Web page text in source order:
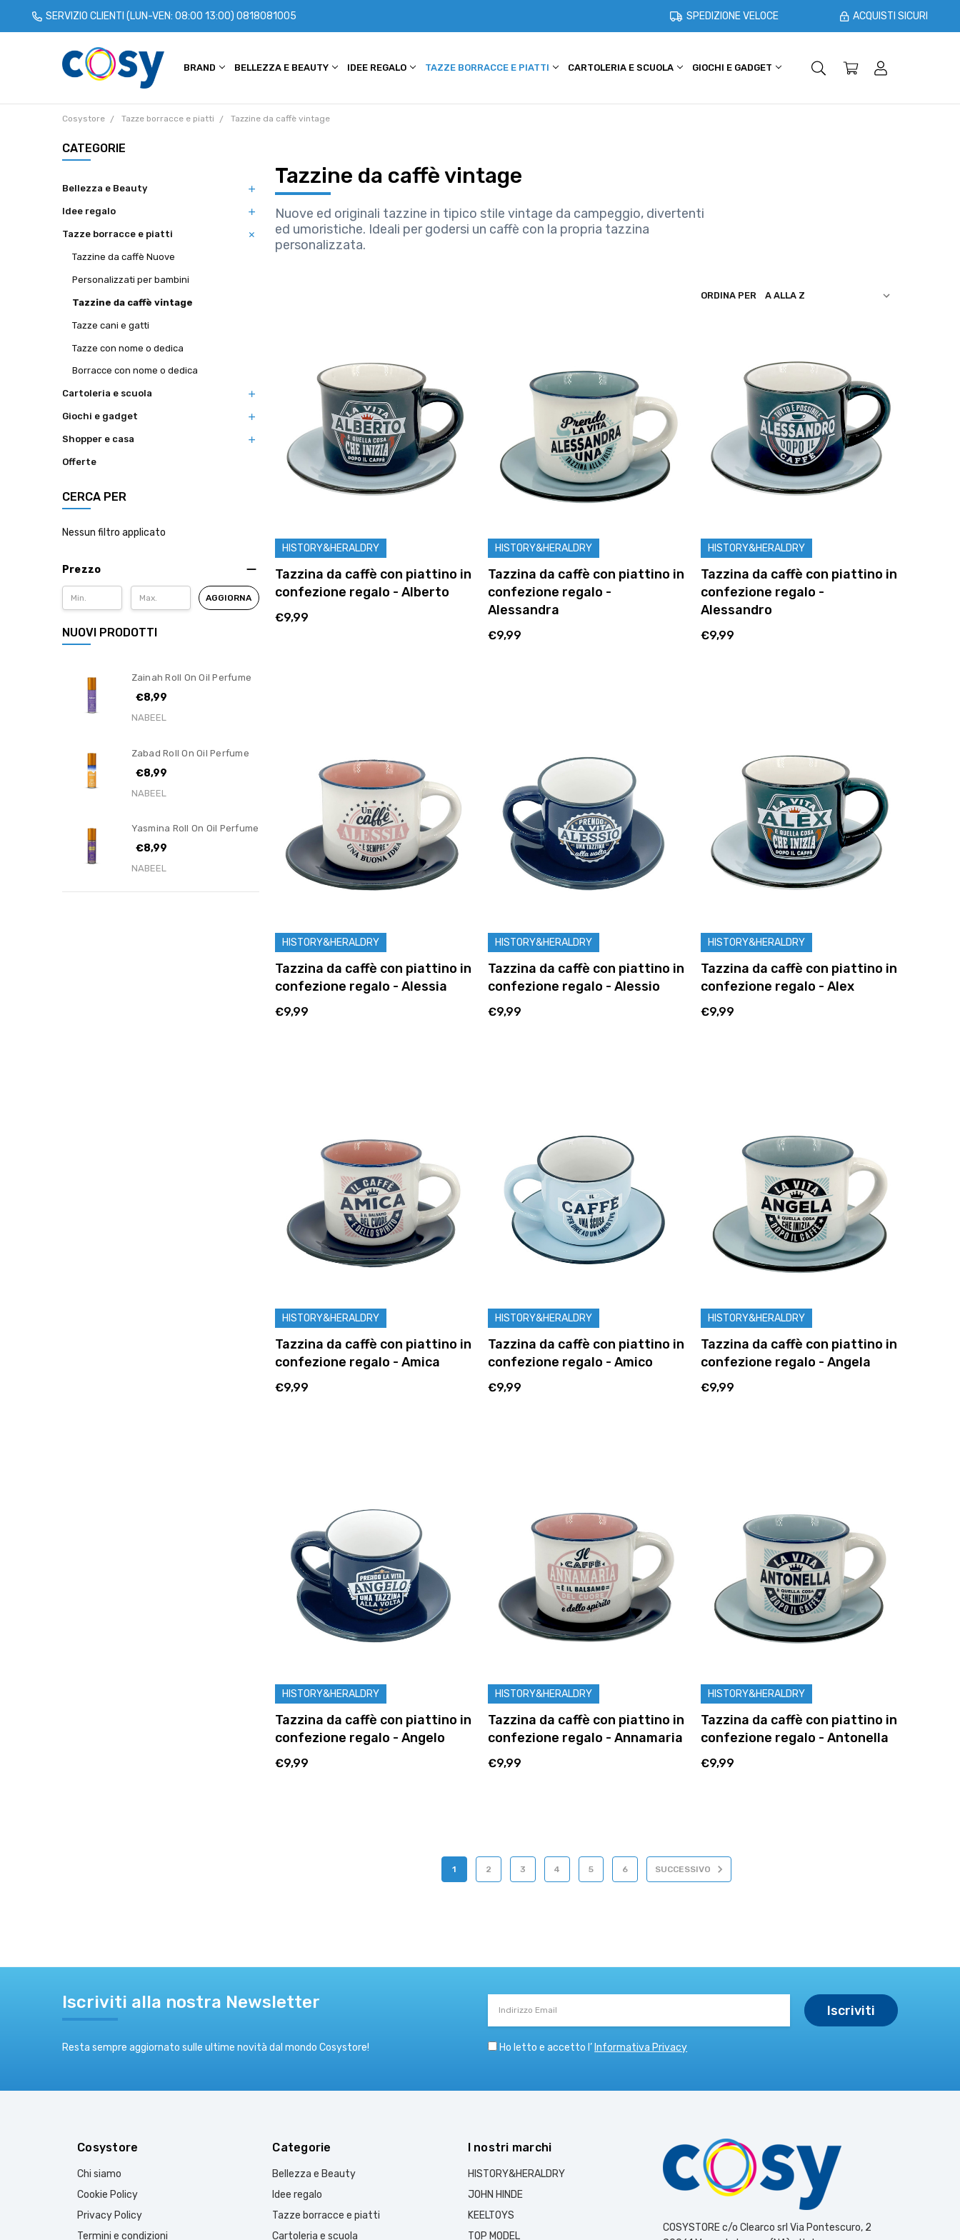
SERVIZIO CLIENTI (LUN-VEN: 08:00 13:00) 0818081005 SPEDIZIONE VELOCE ACQUISTI SICURI
BRAND BELLEZZA E BEAUTY IDEE REGALO TAZZE BORRACCE E PIATTI CARTOLERIA E SCUOLA GIOCHI E GADGET SHOPPER E CASA
CHI SIAMO
COOKIE POLICY
PRIVACY POLICY
TERMINI E CONDIZIONI
SPEDIZIONI
CONTATTACI
BLOG
Cosystore Tazze borracce e piatti Tazzine da caffè vintage
CATEGORIE
Bellezza e Beauty
Idee regalo
Tazze borracce e piatti
Tazzine da caffè Nuove
Personalizzati per bambini
Tazzine da caffè vintage
Tazze cani e gatti
Tazze con nome o dedica
Borracce con nome o dedica
Cartoleria e scuola
Giochi e gadget
Shopper e casa
Offerte
CERCA PER
Nessun filtro applicato
Prezzo
AGGIORNA
NUOVI PRODOTTI
Zainah Roll On Oil Perfume
€8,99
NABEEL
Zabad Roll On Oil Perfume
€8,99
NABEEL
Yasmina Roll On Oil Perfume
€8,99
NABEEL
Tazzine da caffè vintage
Nuove ed originali tazzine in tipico stile vintage da campeggio, divertenti
ed umoristiche. Ideali per godersi un caffè con la propria tazzina
personalizzata.
ORDINA PER
HISTORY&HERALDRY
Tazzina da caffè con piattino in
confezione regalo - Alberto
€9,99
HISTORY&HERALDRY
Tazzina da caffè con piattino in
confezione regalo -
Alessandra
€9,99
HISTORY&HERALDRY
Tazzina da caffè con piattino in
confezione regalo -
Alessandro
€9,99
HISTORY&HERALDRY
Tazzina da caffè con piattino in
confezione regalo - Alessia
€9,99
HISTORY&HERALDRY
Tazzina da caffè con piattino in
confezione regalo - Alessio
€9,99
HISTORY&HERALDRY
Tazzina da caffè con piattino in
confezione regalo - Alex
€9,99
HISTORY&HERALDRY
Tazzina da caffè con piattino in
confezione regalo - Amica
€9,99
HISTORY&HERALDRY
Tazzina da caffè con piattino in
confezione regalo - Amico
€9,99
HISTORY&HERALDRY
Tazzina da caffè con piattino in
confezione regalo - Angela
€9,99
HISTORY&HERALDRY
Tazzina da caffè con piattino in
confezione regalo - Angelo
€9,99
HISTORY&HERALDRY
Tazzina da caffè con piattino in
confezione regalo - Annamaria
€9,99
HISTORY&HERALDRY
Tazzina da caffè con piattino in
confezione regalo - Antonella
€9,99
1 2 3 4 5 6 SUCCESSIVO
Iscriviti alla nostra Newsletter
Resta sempre aggiornato sulle ultime novità dal mondo Cosystore! Ho letto e accetto l’ Informativa Privacy
Cosystore
Chi siamo
Cookie Policy
Privacy Policy
Termini e condizioni
Categorie
Bellezza e Beauty
Idee regalo
Tazze borracce e piatti
Cartoleria e scuola
I nostri marchi
HISTORY&HERALDRY
JOHN HINDE
KEELTOYS
TOP MODEL
COSYSTORE c/o Clearco srl Via Pontescuro, 2